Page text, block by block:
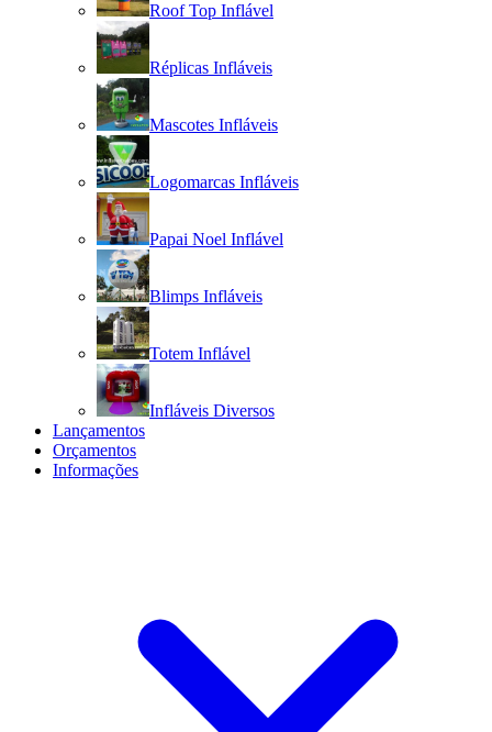
Roof Top Inflável
Réplicas Infláveis
Mascotes Infláveis
Logomarcas Infláveis
Papai Noel Inflável
Blimps Infláveis
Totem Inflável
Infláveis Diversos
Lançamentos
Orçamentos
Informações